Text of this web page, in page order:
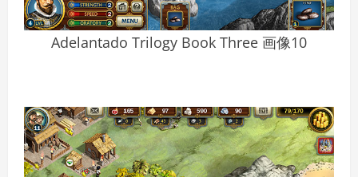
Adelantado Trilogy Book Three 画像10